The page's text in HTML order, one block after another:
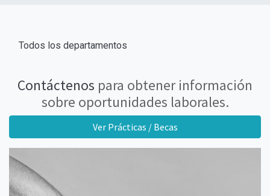
Todos los departamentos
Contáctenos para obtener información
sobre oportunidades laborales.
Ver Prácticas / Becas